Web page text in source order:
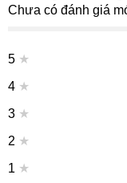
Chưa có đánh giá
5 ★
4 ★
3 ★
2 ★
1 ★